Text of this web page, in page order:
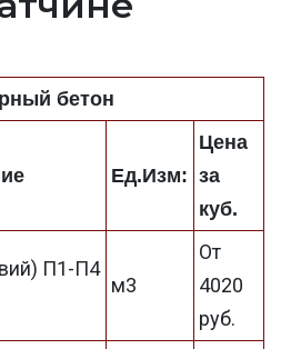
бетон
Ед.Изм:
Цена
за
куб.
П1-П4
м3
От
4020
руб.